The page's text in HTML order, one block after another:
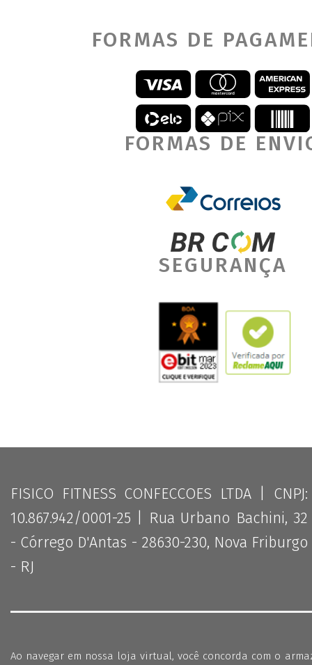
FORMAS DE
FORMAS DE
SEGURANÇA
FISICO FITNESS CONFECCOES LTDA | CNPJ:
10.867.942/0001-25 | Rua Urbano Bachini, 32
- Córrego D'Antas - 28630-230, Nova Friburgo
- RJ
Ao navegar em nossa loja virtual, você concorda com o